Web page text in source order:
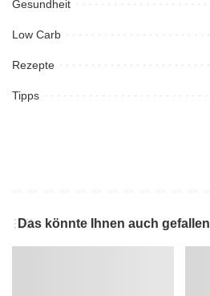
Gesundheit
Low Carb
Rezepte
Tipps
Das könnte Ihnen auch gefallen